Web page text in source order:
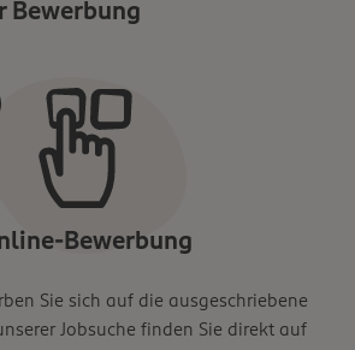
Bewerbung
Bewerbung
Sie sich auf die ausgeschriebene
Jobsuche finden Sie direkt auf